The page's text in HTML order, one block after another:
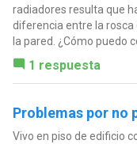
radiadores resulta que
diferencia entre la
la pared. ¿Cómo puedo
1 respuesta
Problemas por no
Vivo en piso de edificio